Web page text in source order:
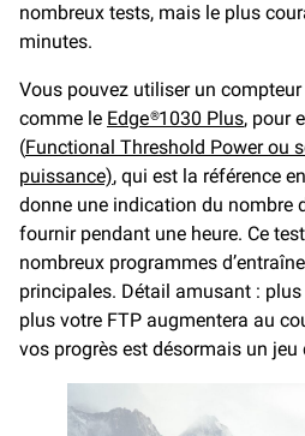
nombreux tests, mais le plus
minutes.
Vous pouvez utiliser un compteur
comme le Edge®1030 Plus, pour
(Functional Threshold Power ou
puissance), qui est la référence
donne une indication du nombre
fournir pendant une heure. Ce
nombreux programmes
principales. Détail amusant :
plus votre FTP augmentera au
vos progrès est désormais un jeu